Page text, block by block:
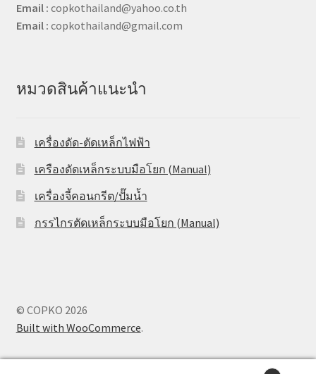
Email : copkothailand@yahoo.co.th
Email : copkothailand@gmail.com
หมวดสินค้าแนะนำ
เครื่องดัด-ตัดเหล็กไฟฟ้า
เครืองดัดเหล็กระบบมือโยก (Manual)
เครื่องจี้คอนกรีต/ปั๊มน้ำ
กรรไกรตัดเหล็กระบบมือโยก (Manual)
© COPKO 2026
Built with WooCommerce.